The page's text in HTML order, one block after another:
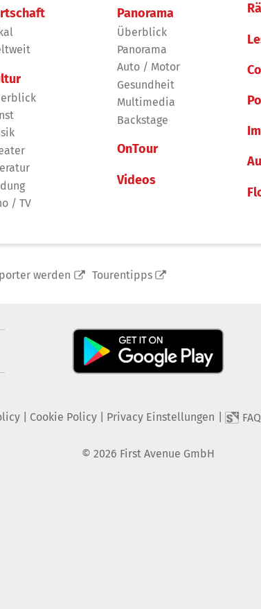
/ TV
Panorama
Überblick
Panorama
Auto / Motor
Gesundheit
Multimedia
Backstage
OnTour
Videos
werden Tourentipps
| Cookie Policy| Privacy Einstellungen FAQ
© 2026 First Avenue GmbH